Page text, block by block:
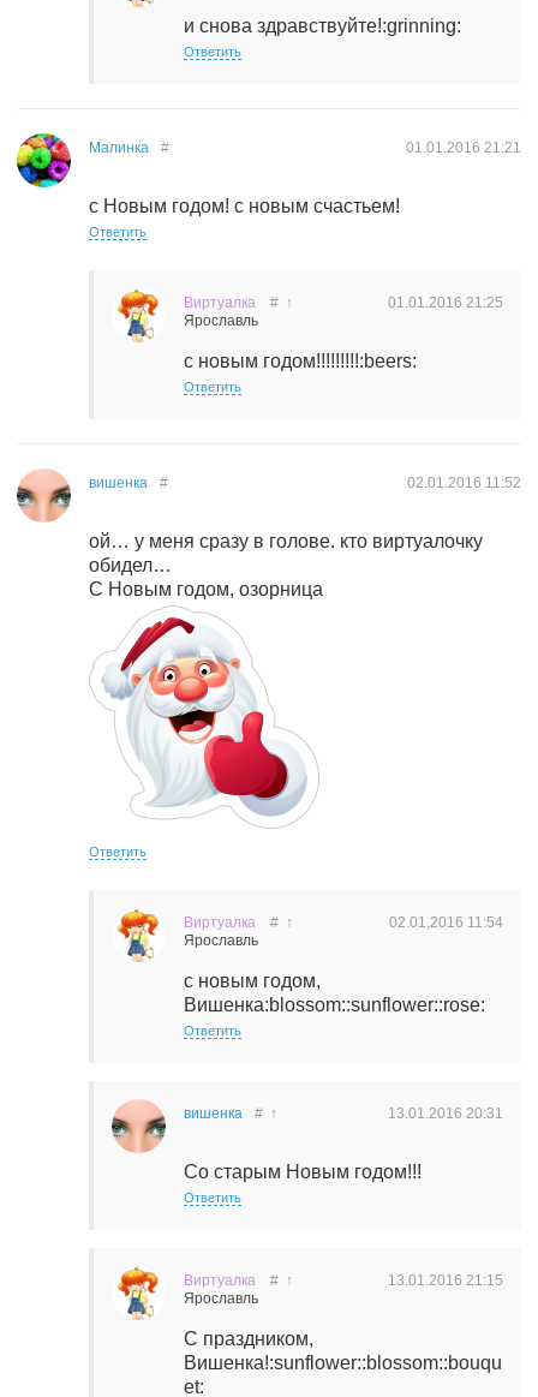
и снова здравствуйте!:grinning:
Ответить
Малинка 01.01.2016 21:21
#
с Новым годом! с новым счастьем!
Ответить
Виртуалка
Ярославль
01.01.2016 21:25
# ↑
с новым годом!!!!!!!!!:beers:
Ответить
вишенка 02.01.2016 11:52
#
ой… у меня сразу в голове. кто виртуалочку
обидел…
С Новым годом, озорница
Ответить
Виртуалка
Ярославль
02.01.2016 11:54
# ↑
с новым годом,
Вишенка:blossom::sunflower::rose:
Ответить
вишенка 13.01.2016 20:31
# ↑
Со старым Новым годом!!!
Ответить
Виртуалка
Ярославль
13.01.2016 21:15
# ↑
С праздником,
Вишенка!:sunflower::blossom::bouqu
et: